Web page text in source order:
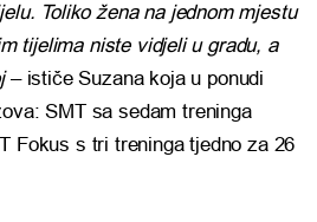
Toliko žena na jednom mjestu
tijelima niste vidjeli u gradu, a
– ističe Suzana koja u ponudi
SMT sa sedam treninga
Fokus s tri treninga tjedno za 26